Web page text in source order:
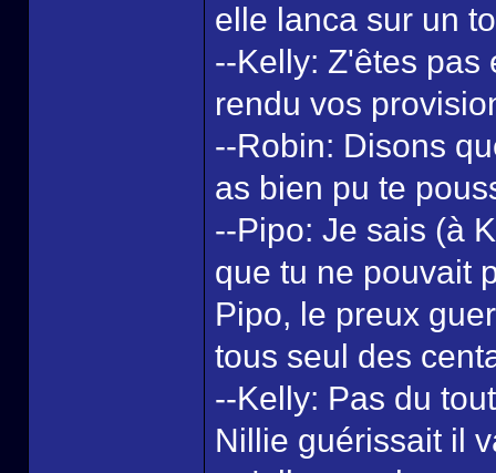
elle lanca sur un
--Kelly: Z'êtes pas
rendu vos
--Robin: Disons
as bien pu te
--Pipo: Je sais (à
que tu ne pouvait
Pipo, le preux
tous seul des
--Kelly: Pas du
Nillie guérissait il